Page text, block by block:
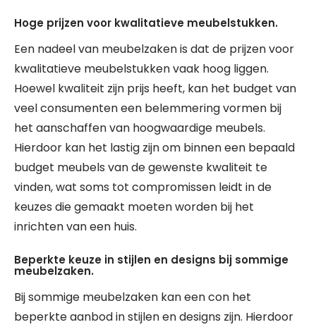
Hoge prijzen voor kwalitatieve meubelstukken.
Een nadeel van meubelzaken is dat de prijzen voor
kwalitatieve meubelstukken vaak hoog liggen.
Hoewel kwaliteit zijn prijs heeft, kan het budget van
veel consumenten een belemmering vormen bij
het aanschaffen van hoogwaardige meubels.
Hierdoor kan het lastig zijn om binnen een bepaald
budget meubels van de gewenste kwaliteit te
vinden, wat soms tot compromissen leidt in de
keuzes die gemaakt moeten worden bij het
inrichten van een huis.
Beperkte keuze in stijlen en designs bij sommige
meubelzaken.
Bij sommige meubelzaken kan een con het
beperkte aanbod in stijlen en designs zijn. Hierdoor